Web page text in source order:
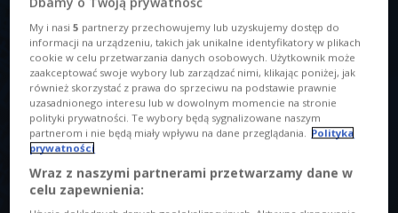
Nigdy wcześniej w żadnym kraju, żaden chór nie osiągnął sukcesu na miarę
Sound'n'Grace
Foto: mat. promocyjne
O AUDYCJI
00:00
My i nasi5 partnerzy przechowujemy lub uzyskujemy dostęp do
informacji na urządzeniu, takich jak unikalne identyfikatory w plikach
cookie w celu przetwarzania danych osobowych. Użytkownik może
zaakceptować swoje wybory lub zarządzać nimi, klikając poniżej, jak
również skorzystać z prawa do sprzeciwu na podstawie prawnie
uzasadnionego interesu lub w dowolnym momencie na stronie
polityki prywatności. Te wybory będą sygnalizowane naszym
partnerom i nie będą miały wpływu na dane przeglądania. Polityka
prywatności
Wraz z naszymi partnerami przetwarzamy dane w
celu zapewnienia: